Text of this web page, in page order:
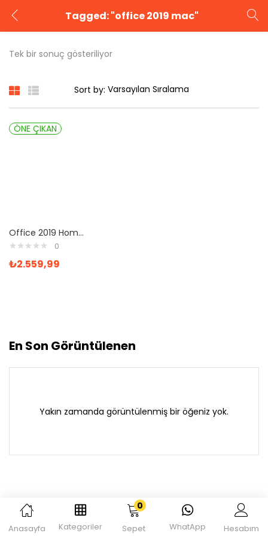
Tagged: "office 2019 mac"
GIRIŞ YAP
Anasayfa Kategoriler
0
Sepet WhatApp Hesabım
Tek bir sonuç gösteriliyor
Sort by:
ÖNE ÇIKAN
Office 2019 Home And Business Satın Al
0
₺2.559,99
En Son Görüntülenen
Yakın zamanda görüntülenmiş bir öğeniz yok.